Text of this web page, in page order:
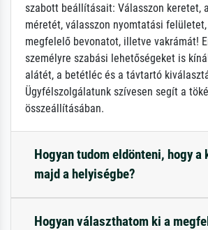
szabott beállításait: Válasszon keretet,
méretét, válasszon nyomtatási
megfelelő bevonatot, illetve vakrámát!
személyre szabási lehetőségeket is
alátét, a betétléc és a távtartó
Ügyfélszolgálatunk szívesen segít a
összeállításában.
Hogyan tudom eldönteni, hogy
majd a helyiségbe?
Hogyan választhatom ki a